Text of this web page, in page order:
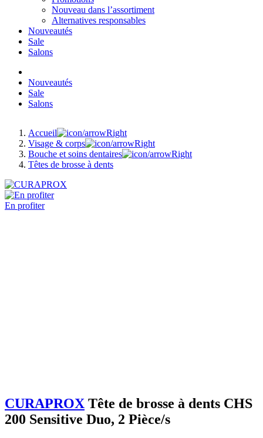
Nouveau dans l’assortiment
Alternatives responsables
Nouveautés
Sale
Salons
Nouveautés
Sale
Salons
Accueil
Visage & corps
Bouche et soins dentaires
Têtes de brosse à dents
En profiter
CURAPROX Tête de brosse à dents CHS
200 Sensitive Duo, 2 Pièce/s